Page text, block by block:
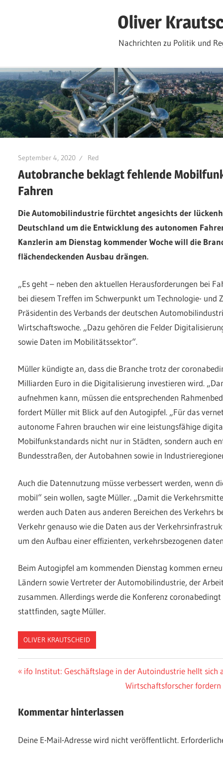
Oliver
Nachrichten zu Politik und
September 4, 2020 Red
Autobranche beklagt fehlende
Fahren
Die Automobilindustrie fürchtet angesichts der
Deutschland um die Entwicklung des autonomen
Kanzlerin am Dienstag kommender Woche will die
flächendeckenden Ausbau drängen.
„Es geht – neben den aktuellen Herausforderungen bei
bei diesem Treffen im Schwerpunkt um Technologie- und
Präsidentin des Verbands der deutschen
Wirtschaftswoche. „Dazu gehören die Felder
sowie Daten im Mobilitätssektor“.
Müller kündigte an, dass die Branche trotz der
Milliarden Euro in die Digitalisierung investieren wird.
aufnehmen kann, müssen die entsprechenden
fordert Müller mit Blick auf den Autogipfel. „Für das
autonome Fahren brauchen wir eine leistungsfähige
Mobilfunkstandards nicht nur in Städten, sondern auch
Bundesstraßen, der Autobahnen sowie in
Auch die Datennutzung müsse verbessert werden, wenn
mobil“ sein wollen, sagte Müller. „Damit die
werden auch Daten aus anderen Bereichen des Verkehrs
Verkehr genauso wie die Daten aus der
um den Aufbau einer effizienten, verkehrsbezogenen
Beim Autogipfel am kommenden Dienstag kommen
Ländern sowie Vertreter der Automobilindustrie, der
zusammen. Allerdings werde die Konferenz
stattfinden, sagte Müller.
OLIVER KRAUTSCHEID
Beitragsnavigation
Vorheriger
ifo Institut: Geschäftslage in der Autoindustrie hellt sich
Nächster
Wirtschaftsforscher
Kommentar hinterlassen
Deine E-Mail-Adresse wird nicht veröffentlicht.